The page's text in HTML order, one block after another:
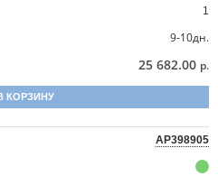
1
9-10дн.
25 682.00 р.
КОРЗИНУ
AP398905